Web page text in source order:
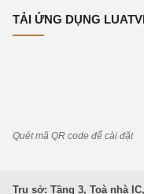
TẢI ỨNG DỤNG
Quét mã QR code để cài đặt
Trụ sở: Tầng 3, Toà nhà